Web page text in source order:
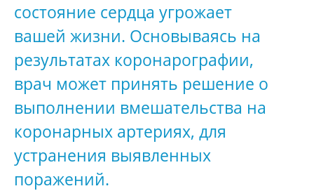
состояние сердца угрожает
вашей жизни. Основываясь на
результатах коронарографии,
врач может принять решение о
выполнении вмешательства на
коронарных артериях, для
устранения выявленных
поражений.